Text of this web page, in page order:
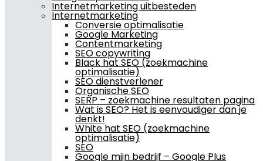
Internetmarketing uitbesteden
Internetmarketing
Conversie optimalisatie
Google Marketing
Contentmarketing
SEO copywriting
Black hat SEO (zoekmachine
optimalisatie)
SEO dienstverlener
Organische SEO
SERP – zoekmachine resultaten pagina
Wat is SEO? Het is eenvoudiger dan je
denkt!
White hat SEO (zoekmachine
optimalisatie)
SEO
Google mijn bedrijf – Google Plus